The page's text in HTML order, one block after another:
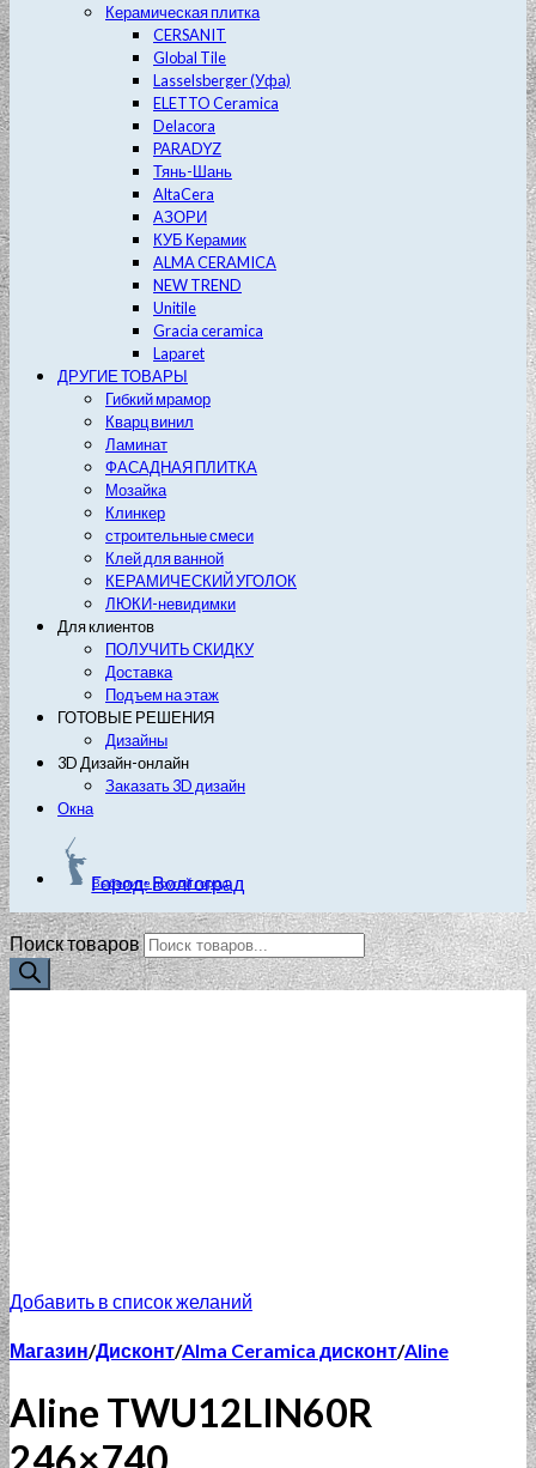
Керамическая плитка
CERSANIT
Global Tile
Lasselsberger (Уфа)
ELETTO Ceramica
Delacora
PARADYZ
Тянь-Шань
AltaCera
АЗОРИ
КУБ Керамик
ALMA CERAMICA
NEW TREND
Unitile
Gracia ceramica
Laparet
ДРУГИЕ ТОВАРЫ
Гибкий мрамор
Кварц винил
Ламинат
ФАСАДНАЯ ПЛИТКА
Мозайка
Клинкер
строительные смеси
Клей для ванной
КЕРАМИЧЕСКИЙ УГОЛОК
ЛЮКИ-невидимки
Для клиентов
ПОЛУЧИТЬ СКИДКУ
Доставка
Подъем на этаж
ГОТОВЫЕ РЕШЕНИЯ
Дизайны
3D Дизайн-онлайн
Заказать 3D дизайн
Окна
Город: Волгоград
Выберите другой город
Поиск товаров
Добавить в список желаний
Магазин/Дисконт/Alma Ceramica дисконт/Aline
Aline TWU12LIN60R